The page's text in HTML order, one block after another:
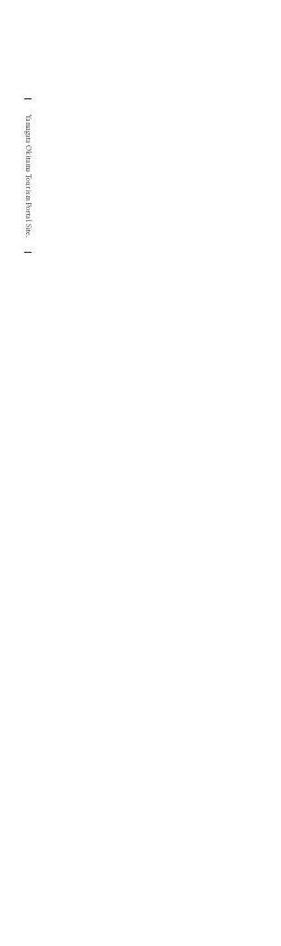
Yamagata Okitama Tourism Portal Site.